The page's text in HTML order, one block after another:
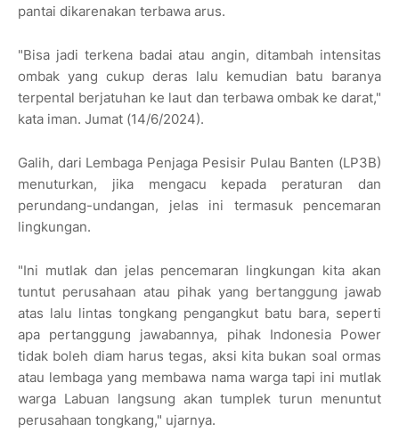
pantai dikarenakan terbawa arus.
"Bisa jadi terkena badai atau angin, ditambah intensitas
ombak yang cukup deras lalu kemudian batu baranya
terpental berjatuhan ke laut dan terbawa ombak ke darat,"
kata iman. Jumat (14/6/2024).
Galih, dari Lembaga Penjaga Pesisir Pulau Banten (LP3B)
menuturkan, jika mengacu kepada peraturan dan
perundang-undangan, jelas ini termasuk pencemaran
lingkungan.
"Ini mutlak dan jelas pencemaran lingkungan kita akan
tuntut perusahaan atau pihak yang bertanggung jawab
atas lalu lintas tongkang pengangkut batu bara, seperti
apa pertanggung jawabannya, pihak Indonesia Power
tidak boleh diam harus tegas, aksi kita bukan soal ormas
atau lembaga yang membawa nama warga tapi ini mutlak
warga Labuan langsung akan tumplek turun menuntut
perusahaan tongkang," ujarnya.